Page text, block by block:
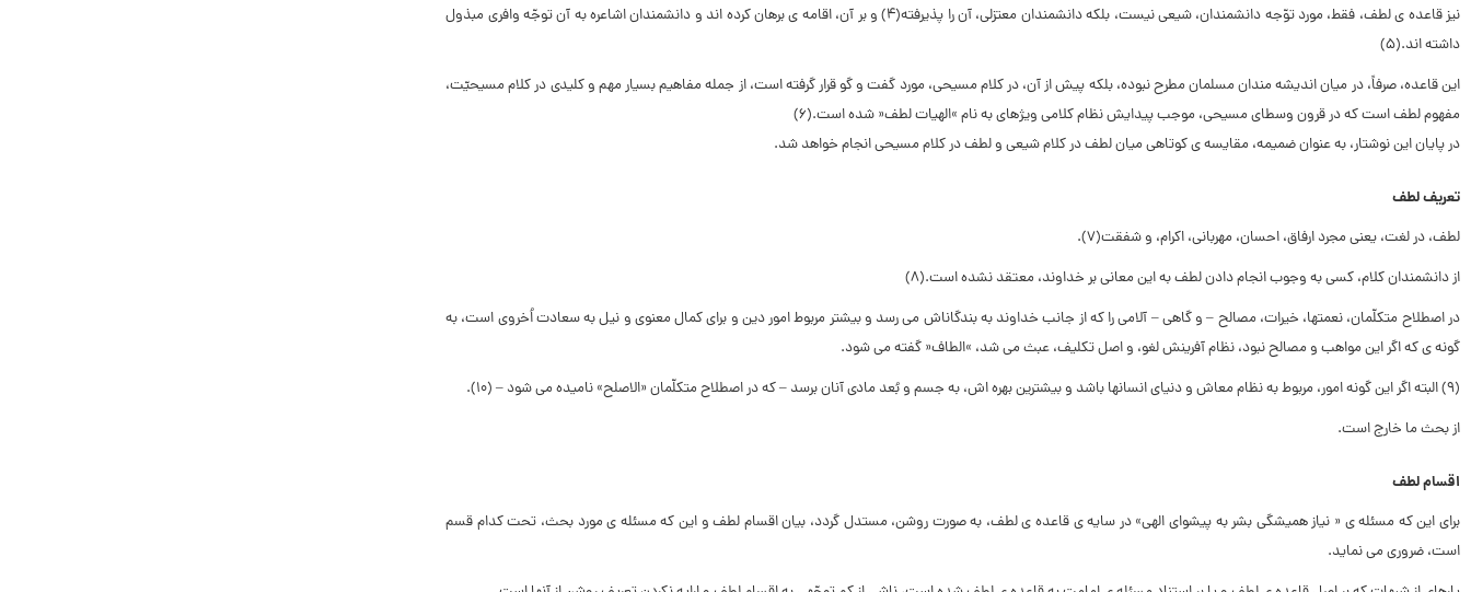
نیز قاعده‏ ى لطف، فقط، مورد توّجه دانشمندان، شیعى نیست، بلکه دانشمندان معتزلى، آن را پذیرفته(۴) و بر آن، اقامه‏ ى برهان کرده ‏اند و دانشمندان اشاعره به آن توجّه وافرى مبذول
داشته ‏اند.(۵)
این قاعده، صرفاً، در میان اندیشه‏ مندان مسلمان مطرح نبوده، بلکه پیش از آن، در کلام مسیحى، مورد گفت و گو قرار گرفته است، از جمله مفاهیم بسیار مهم و کلیدى در کلام مسیحیّت،
مفهوم لطف است که در قرون وسطاى مسیحى، موجب پیدایش نظام کلامى ویژه‏اى به نام »الهیات لطف« شده است.(۶)
در پایان این نوشتار، به عنوان ضمیمه، مقایسه‏ ى کوتاهى میان لطف در کلام شیعى و لطف در کلام مسیحى انجام خواهد شد.
تعریف لطف
لطف، در لغت، یعنى مجرد ارفاق، احسان، مهربانى، اکرام، و شفقت(۷).
از دانشمندان کلام، کسى به وجوب انجام دادن لطف به این معانى بر خداوند، معتقد نشده است.(۸)
در اصطلاح متکلّمان، نعمت‏ها، خیرات، مصالح – و گاهى – آلامى را که از جانب خداوند به بندگان‏اش مى ‏رسد و بیش‏تر مربوط امور دین و براى کمال معنوى و نیل به سعادت اُخروى است، به
گونه ‏ى که اگر این مواهب و مصالح نبود، نظام آفرینش لغو، و اصل تکلیف، عبث مى ‏شد، »الطاف« گفته مى ‏شود.
(۹) البته اگر این گونه امور، مربوط به نظام معاش و دنیاى انسان‏ها باشد و بیش‏ترین بهره ‏اش، به جسم و بُعد مادى آنان برسد – که در اصطلاح متکلّمان «الاصلح» نامیده مى ‏شود – (۱۰).
از بحث ما خارج است.
اقسام لطف
براى این که مسئله‏ ى « نیاز همیشگى بشر به پیشواى الهى» در سایه ‏ى قاعده ‏ى لطف، به صورت روشن، مستدل گردد، بیان اقسام لطف و این که مسئله‏ ى مورد بحث، تحت کدام قسم
است، ضرورى مى‏ نماید.